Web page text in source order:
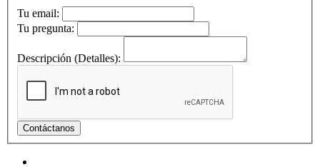
Tu email:
Tu pregunta:
Descripción (Detalles):